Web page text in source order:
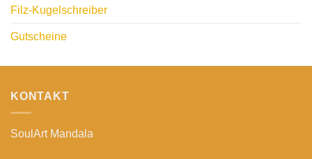
Filz-Kugelschreiber
Gutscheine
KONTAKT
SoulArt Mandala